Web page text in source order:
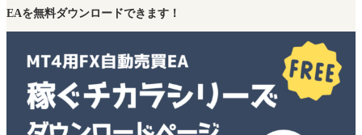
EAを無料ダウンロードできます！